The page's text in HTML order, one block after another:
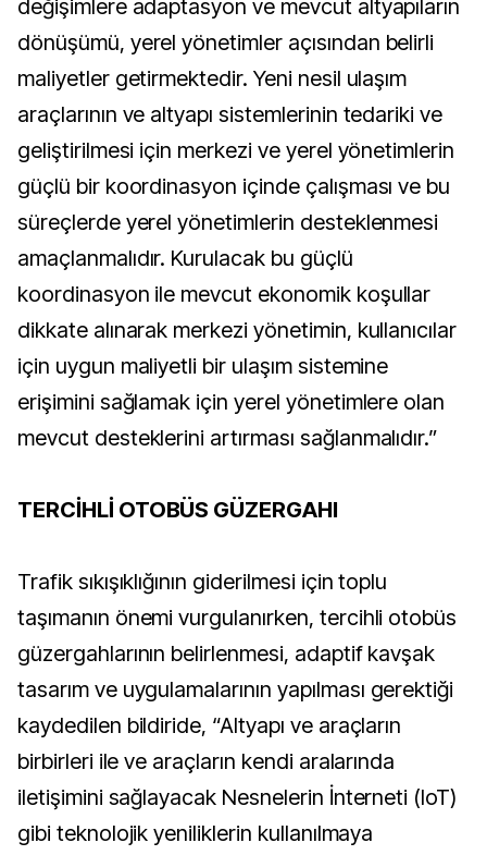
değişimlere adaptasyon ve mevcut altyapıların
dönüşümü, yerel yönetimler açısından belirli
maliyetler getirmektedir. Yeni nesil ulaşım
araçlarının ve altyapı sistemlerinin tedariki ve
geliştirilmesi için merkezi ve yerel yönetimlerin
güçlü bir koordinasyon içinde çalışması ve bu
süreçlerde yerel yönetimlerin desteklenmesi
amaçlanmalıdır. Kurulacak bu güçlü
koordinasyon ile mevcut ekonomik koşullar
dikkate alınarak merkezi yönetimin, kullanıcılar
için uygun maliyetli bir ulaşım sistemine
erişimini sağlamak için yerel yönetimlere olan
mevcut desteklerini artırması sağlanmalıdır.”
TERCİHLİ OTOBÜS GÜZERGAHI
Trafik sıkışıklığının giderilmesi için toplu
taşımanın önemi vurgulanırken, tercihli otobüs
güzergahlarının belirlenmesi, adaptif kavşak
tasarım ve uygulamalarının yapılması gerektiği
kaydedilen bildiride, “Altyapı ve araçların
birbirleri ile ve araçların kendi aralarında
iletişimini sağlayacak Nesnelerin İnterneti (IoT)
gibi teknolojik yeniliklerin kullanılmaya